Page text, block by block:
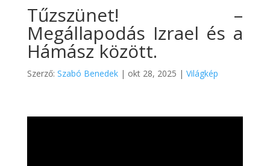
Tűzszünet! –
Megállapodás Izrael és a
Hámász között.
Szerző: Szabó Benedek| okt 28, 2025 | Világkép